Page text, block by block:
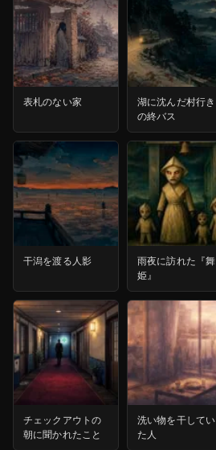
表札のない家
湖に沈んだ村行き
の終バス
干潟を渡る人影
雨夜に訪れた『舞
姫』
チェックアウトの
朝に聞かれたこと
洗い物を干してい
た人